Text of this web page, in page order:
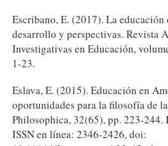
Escribano, E. (2017). La
desarrollo y perspectivas. Revista
Investigativas en Educación,
1-23.
Eslava, E. (2015). Educación en
oportunidades para la filosofía de
Philosophica, 32(65), pp. 223-244.
ISSN en línea: 2346-2426, doi: